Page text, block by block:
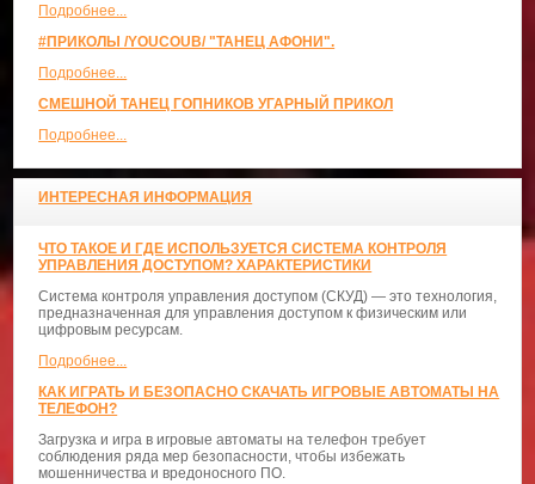
Подробнее...
#ПРИКОЛЫ /YOUCOUB/ "ТАНЕЦ АФОНИ".
Подробнее...
СМЕШНОЙ ТАНЕЦ ГОПНИКОВ УГАРНЫЙ ПРИКОЛ
Подробнее...
ИНТЕРЕСНАЯ ИНФОРМАЦИЯ
ЧТО ТАКОЕ И ГДЕ ИСПОЛЬЗУЕТСЯ СИСТЕМА КОНТРОЛЯ
УПРАВЛЕНИЯ ДОСТУПОМ? ХАРАКТЕРИСТИКИ
Система контроля управления доступом (СКУД) — это технология,
предназначенная для управления доступом к физическим или
цифровым ресурсам.
Подробнее...
КАК ИГРАТЬ И БЕЗОПАСНО СКАЧАТЬ ИГРОВЫЕ АВТОМАТЫ НА
ТЕЛЕФОН?
Загрузка и игра в игровые автоматы на телефон требует
соблюдения ряда мер безопасности, чтобы избежать
мошенничества и вредоносного ПО.